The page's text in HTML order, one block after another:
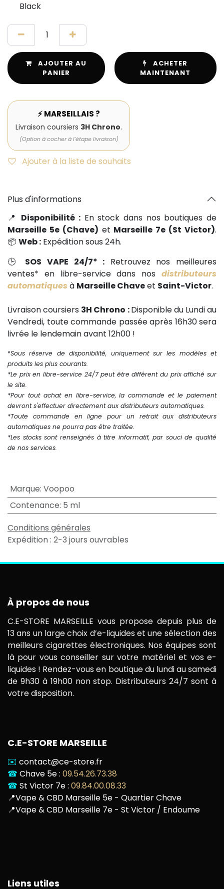
Black
AJOUTER AU
PANIER
ACHETER
MAINTENANT
⚡ MARSEILLAIS ?
Livraison coursiers 3H Chrono.
(Option à cocher à l'étape livraison)
Ajouter à la liste de souhaits
Plus d'informations
📍 Disponibilité : En stock dans nos boutiques de
Marseille 5e (Chave) et Marseille 7e (St Victor).
📦 Web : Expédition sous 24h.
🕒 SOS VAPE 24/7* : Retrouvez nos meilleures
ventes* en libre-service dans nos distributeurs
automatiques à Marseille Chaveet Saint-Victor.
Livraison coursiers 3H Chrono :Disponible du Lundi au
Vendredi, toute commande passée après 16h30 sera
livrée le lendemain avant 12h00 !
*Sous réserve de disponibilité, uniquement sur les modèles et
produits les plus courants.
*Le prix en libre-service 24/7 peut être différent du prix affiché sur
le site.
*Pour tout achat en libre-service, la commande et le paiement
devront s'effectuer directement aux distributeurs automatiques.
*Toute commande en ligne pour un retrait aux distributeurs
automatiques ne pourra pas être traitée.
*Les stocks sont renseignés à titre informatif, par souci de qualité
de nos services.
Marque: Voopoo
Contenance: 5 ml
Conditions générales
Expédition : 2-3 jours ouvrables
À propos de nous
C.E-STORE MARSEILLE vous propose depuis plus de
13 ans un large choix d’e-liquides et une sélection des
meilleurs cigarettes électroniques. Nos équipes sont
là pour vous conseiller sur votre matériel et vos e-
liquides ! Rendez-vous en boutique du lundi au samedi
de 9h30 à 19h00 non stop. Distributeurs 24/7 sont à
votre disposition.
C.E-STORE MARSEILLE
✉️ contact@ce-store.fr
☎ Chave 5e : 09.54.26.73.38
☎ St Victor 7e : 09.84.00.08.33
📍Vape & CBD Marseille 5e - Quartier Chave
📍Vape & CBD Marseille 7e - St Victor / Endoume
Liens utiles